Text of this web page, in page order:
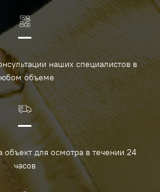
наших специалистов в
объеме
объект для осмотра в течении 24
часов